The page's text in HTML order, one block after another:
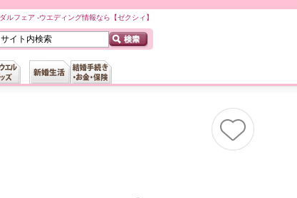
フェア -ウエディング情報なら【ゼクシィ】